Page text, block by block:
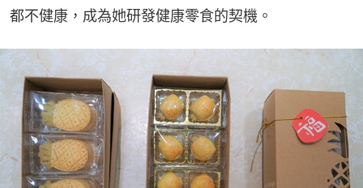
都不健康，成為她研發健康零食的契機。